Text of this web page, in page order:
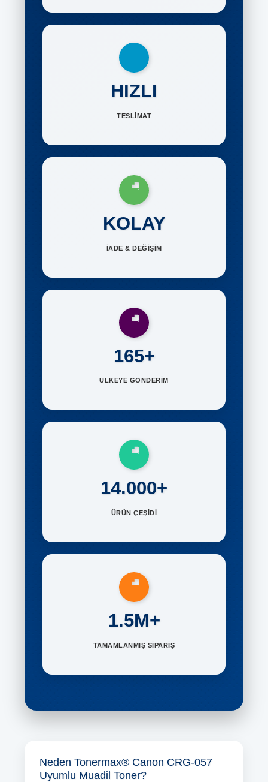
HIZLI
TESLİMAT
KOLAY
İADE & DEĞİŞİM
165+
ÜLKEYE GÖNDERİM
14.000+
ÜRÜN ÇEŞİDİ
1.5M+
TAMAMLANMIŞ SİPARİŞ
Neden Tonermax® Canon CRG-057
Uyumlu Muadil Toner?